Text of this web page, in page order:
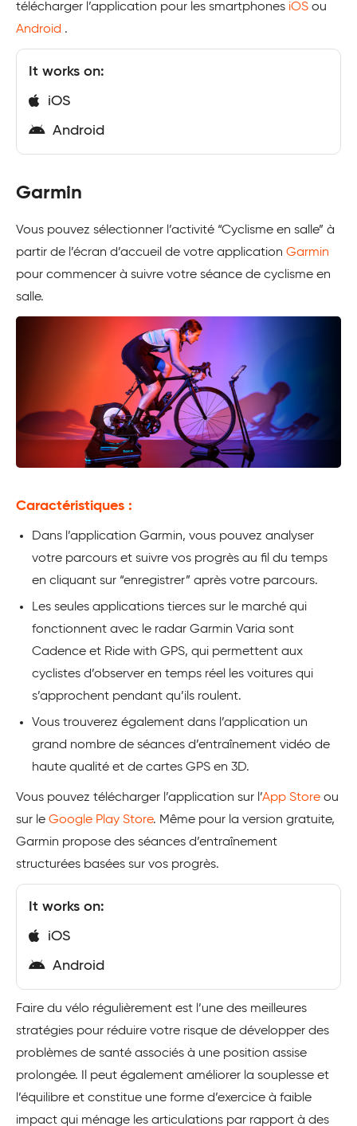
télécharger l’application pour les smartphones iOS ou
Android .
It works on:
iOS
Android
Garmin
Vous pouvez sélectionner l’activité “Cyclisme en salle” à
partir de l’écran d’accueil de votre application Garmin
pour commencer à suivre votre séance de cyclisme en
salle.
Caractéristiques :
Dans l’application Garmin, vous pouvez analyser
votre parcours et suivre vos progrès au fil du temps
en cliquant sur “enregistrer” après votre parcours.
Les seules applications tierces sur le marché qui
fonctionnent avec le radar Garmin Varia sont
Cadence et Ride with GPS, qui permettent aux
cyclistes d’observer en temps réel les voitures qui
s’approchent pendant qu’ils roulent.
Vous trouverez également dans l’application un
grand nombre de séances d’entraînement vidéo de
haute qualité et de cartes GPS en 3D.
Vous pouvez télécharger l’application sur l’App Store ou
sur le Google Play Store. Même pour la version gratuite,
Garmin propose des séances d’entraînement
structurées basées sur vos progrès.
It works on:
iOS
Android
Faire du vélo régulièrement est l’une des meilleures
stratégies pour réduire votre risque de développer des
problèmes de santé associés à une position assise
prolongée. Il peut également améliorer la souplesse et
l’équilibre et constitue une forme d’exercice à faible
impact qui ménage les articulations par rapport à des